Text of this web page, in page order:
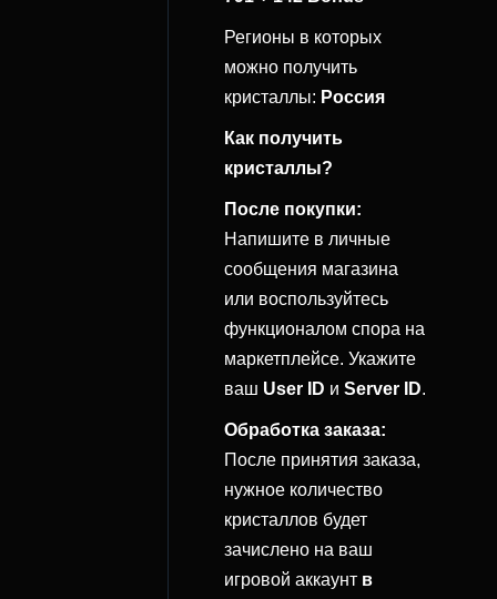
Регионы в которых
можно получить
кристаллы: Россия
Как получить
кристаллы?
После покупки:
Напишите в личные
сообщения магазина
или воспользуйтесь
функционалом спора на
маркетплейсе. Укажите
ваш User ID иServer ID.
Обработка заказа:
После принятия заказа,
нужное количество
кристаллов будет
зачислено на ваш
игровой аккаунт в